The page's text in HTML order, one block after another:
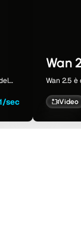
sec
Wan
Wan 2.5
risultati in
Video